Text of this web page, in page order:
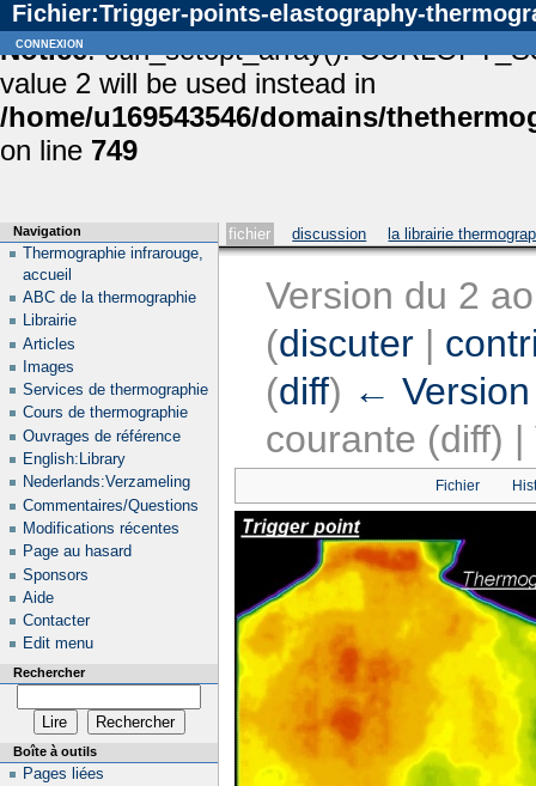
Notice: curl_setopt_array():
value 2 will be used instead in
/home/u169543546/domains/
on line 749
Fichier:Trigger-points-elastography-
fichier discussion la librairie
Version du 2
(discuter |
(diff) ←
courante (diff)
Fichier
Navigation
Thermographie infrarouge,
accueil
ABC de la thermographie
Librairie
Articles
Images
Services de thermographie
Cours de thermographie
Ouvrages de référence
English:Library
Nederlands:Verzameling
Commentaires/Questions
Modifications récentes
Page au hasard
Sponsors
Aide
Contacter
Edit menu
Rechercher
Boîte à outils
Pages liées
connexion